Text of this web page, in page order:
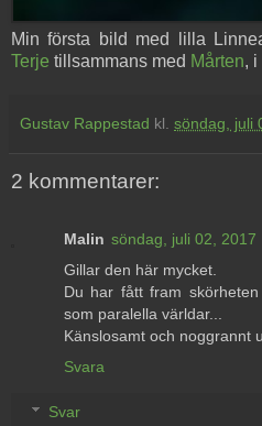
Min första bild med lilla
Terje tillsammans med Mårten,
Gustav Rappestad kl. söndag, juli
2 kommentarer:
Malin söndag, juli 02, 2017
Gillar den här mycket.
Du har fått fram
som paralella världar...
Känslosamt och noggrannt
Svara
Svar